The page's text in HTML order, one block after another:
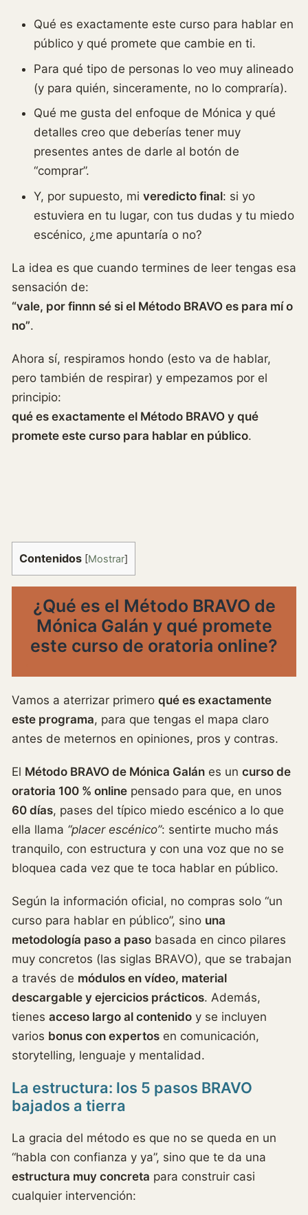
Qué es exactamente este curso para hablar en
público y qué promete que cambie en ti.
Para qué tipo de personas lo veo muy alineado
(y para quién, sinceramente, no lo compraría).
Qué me gusta del enfoque de Mónica y qué
detalles creo que deberías tener muy
presentes antes de darle al botón de
“comprar”.
Y, por supuesto, mi veredicto final: si yo
estuviera en tu lugar, con tus dudas y tu miedo
escénico, ¿me apuntaría o no?
La idea es que cuando termines de leer tengas esa
sensación de:
“vale, por finnn sé si el Método BRAVO es para mí o
no”.
Ahora sí, respiramos hondo (esto va de hablar,
pero también de respirar) y empezamos por el
principio:
qué es exactamente el Método BRAVO y qué
promete este curso para hablar en público.
Contenidos [Mostrar]
¿Qué es el Método BRAVO de
Mónica Galán y qué promete
este curso de oratoria online?
Vamos a aterrizar primero qué es exactamente
este programa, para que tengas el mapa claro
antes de meternos en opiniones, pros y contras.
El Método BRAVO de Mónica Galán es un curso de
oratoria 100 % online pensado para que, en unos
60 días, pases del típico miedo escénico a lo que
ella llama “placer escénico”: sentirte mucho más
tranquilo, con estructura y con una voz que no se
bloquea cada vez que te toca hablar en público.
Según la información oficial, no compras solo “un
curso para hablar en público”, sino una
metodología paso a paso basada en cinco pilares
muy concretos (las siglas BRAVO), que se trabajan
a través de módulos en vídeo, material
descargable y ejercicios prácticos. Además,
tienes acceso largo al contenido y se incluyen
varios bonus con expertos en comunicación,
storytelling, lenguaje y mentalidad.
La estructura: los 5 pasos BRAVO
bajados a tierra
La gracia del método es que no se queda en un
“habla con confianza y ya”, sino que te da una
estructura muy concreta para construir casi
cualquier intervención: